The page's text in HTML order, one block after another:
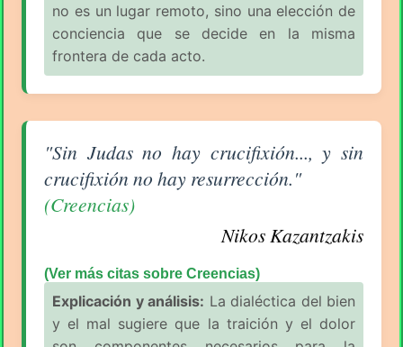
no es un lugar remoto, sino una elección de
conciencia que se decide en la misma
frontera de cada acto.
Aforismo sobre Creencias de Nikos Kazantzakis
"Sin Judas no hay crucifixión..., y sin
crucifixión no hay resurrección."
(Creencias)
Nikos Kazantzakis
(Ver más citas sobre Creencias)
Explicación y análisis: La dialéctica del bien
y el mal sugiere que la traición y el dolor